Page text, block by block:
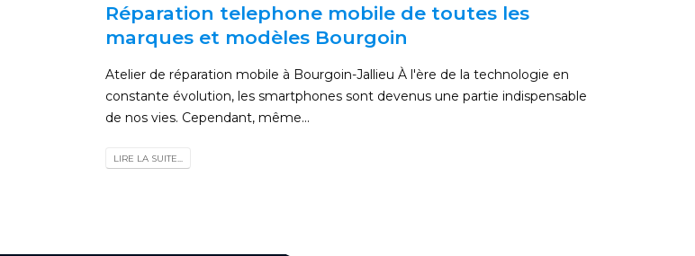
Réparation telephone mobile de toutes les
marques et modèles Bourgoin
Atelier de réparation mobile à Bourgoin-Jallieu À l'ère de la technologie en
constante évolution, les smartphones sont devenus une partie indispensable
de nos vies. Cependant, même...
LIRE LA SUITE...